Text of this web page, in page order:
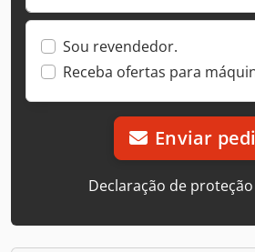
Sou revendedor.
Receba ofertas para
Enviar
Declaração de